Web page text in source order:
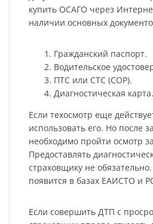
купить ОСАГО через
наличии основных
Гражданский паспорт.
Водительское
ПТС или СТС (СОР).
Диагностическая карта.
Если техосмотр еще
использовать его. Но после
необходимо пройти осмотр
Предоставлять
страховщику не
появится в базах ЕАИСТО и
Если совершить ДТП с